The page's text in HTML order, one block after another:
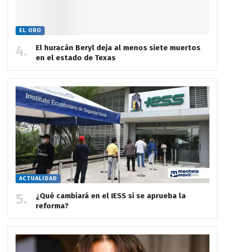
EL ORO
El huracán Beryl deja al menos siete muertos
en el estado de Texas
ACTUALIDAD
¿Qué cambiará en el IESS si se aprueba la
reforma?